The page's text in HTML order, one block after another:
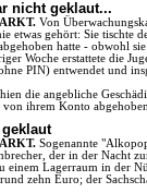
nicht geklaut...
Von
etwas gehört: Sie tischte
hatte - obwohl
Woche erstattete die
PIN) entwendet und
die angebliche
von ihrem Konto
Sogenannte
der in der Nacht
einem Lagerraum in der
zehn Euro; der